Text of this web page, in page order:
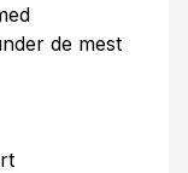
de mest